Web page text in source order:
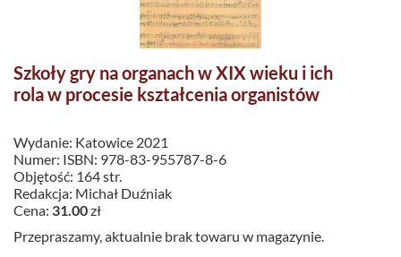
Szkoły gry na organach w XIX wieku i ich
rola w procesie kształcenia organistów
Wydanie: Katowice 2021
Numer: ISBN: 978-83-955787-8-6
Objętość: 164 str.
Redakcja: Michał Duźniak
Cena: 31.00zł
Przepraszamy, aktualnie brak towaru w magazynie.